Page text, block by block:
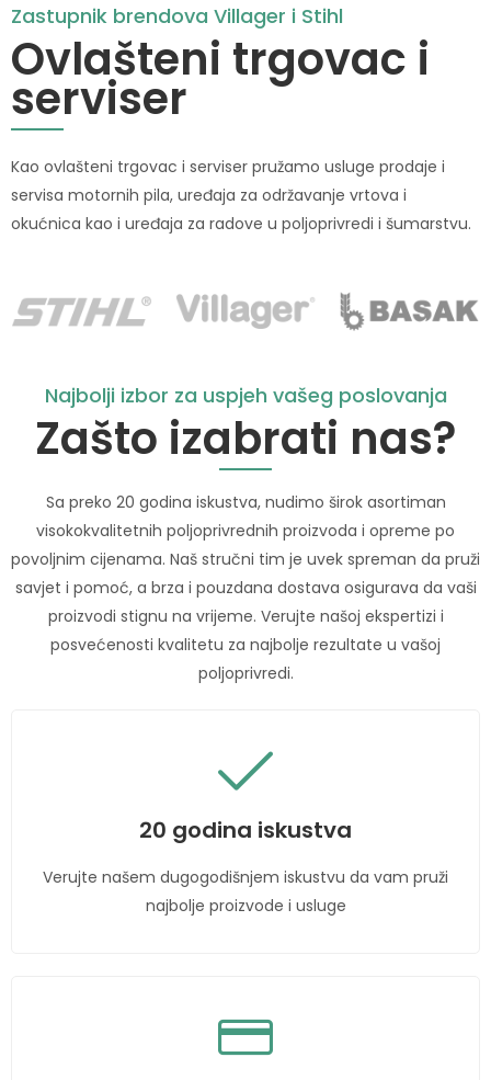
Zastupnik brendova Villager i Stihl
Ovlašteni trgovac i
serviser
Kao ovlašteni trgovac i serviser pružamo usluge prodaje i
servisa motornih pila, uređaja za održavanje vrtova i
okućnica kao i uređaja za radove u poljoprivredi i šumarstvu.
Najbolji izbor za uspjeh vašeg poslovanja
Zašto izabrati nas?
Sa preko 20 godina iskustva, nudimo širok asortiman
visokokvalitetnih poljoprivrednih proizvoda i opreme po
povoljnim cijenama. Naš stručni tim je uvek spreman da pruži
savjet i pomoć, a brza i pouzdana dostava osigurava da vaši
proizvodi stignu na vrijeme. Verujte našoj ekspertizi i
posvećenosti kvalitetu za najbolje rezultate u vašoj
poljoprivredi.
20 godina iskustva
Verujte našem dugogodišnjem iskustvu da vam pruži
najbolje proizvode i usluge